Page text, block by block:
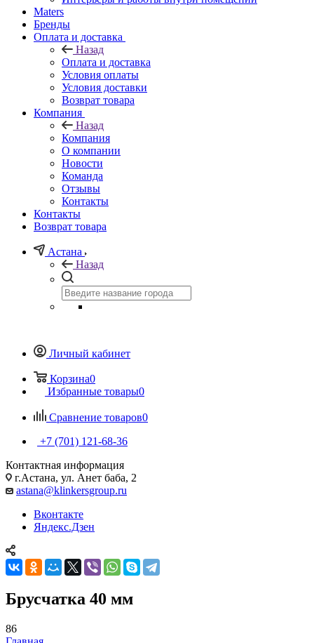
Maters
Бренды
Оплата и доставка
Назад
Оплата и доставка
Условия оплаты
Условия доставки
Возврат товара
Компания
Назад
Компания
О компании
Новости
Команда
Отзывы
Контакты
Контакты
Возврат товара
Астана
Назад
Личный кабинет
Корзина0
Избранные товары0
Сравнение товаров0
+7 (701) 121-68-36
Контактная информация
г.Астана, ул. Анет баба, 2
astana@klinkersgroup.ru
Вконтакте
Яндекс.Дзен
Брусчатка 40 мм
86